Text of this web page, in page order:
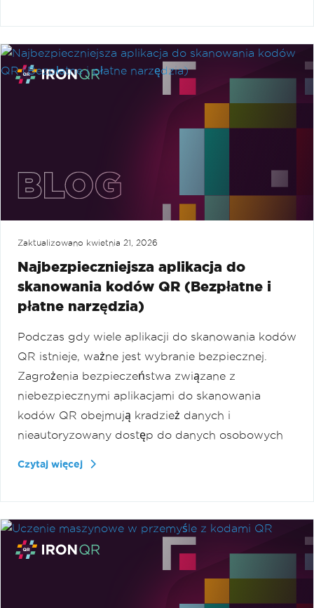
Zaktualizowano kwietnia 21, 2026
Najbezpieczniejsza aplikacja do
skanowania kodów QR (Bezpłatne i
płatne narzędzia)
Podczas gdy wiele aplikacji do skanowania kodów
QR istnieje, ważne jest wybranie bezpiecznej.
Zagrożenia bezpieczeństwa związane z
niebezpiecznymi aplikacjami do skanowania
kodów QR obejmują kradzież danych i
nieautoryzowany dostęp do danych osobowych
Czytaj więcej